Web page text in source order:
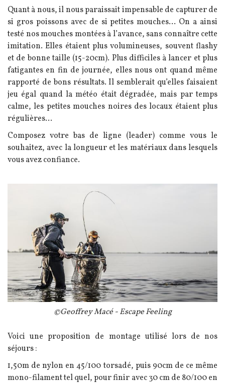
Quant à nous, il nous paraissait impensable de capturer de
si gros poissons avec de si petites mouches… On a ainsi
testé nos mouches montées à l’avance, sans connaître cette
imitation. Elles étaient plus volumineuses, souvent flashy
et de bonne taille (15-20cm). Plus difficiles à lancer et plus
fatigantes en fin de journée, elles nous ont quand même
rapporté de bons résultats. Il semblerait qu’elles faisaient
jeu égal quand la météo était dégradée, mais par temps
calme, les petites mouches noires des locaux étaient plus
régulières...
Composez votre bas de ligne (leader) comme vous le
souhaitez, avec la longueur et les matériaux dans lesquels
vous avez confiance.
©Geoffrey Macé - Escape Feeling
Texte
Voici une proposition de montage utilisé lors de nos
séjours :
1,50m de nylon en 45/100 torsadé, puis 90cm de ce même
mono-filament tel quel, pour finir avec 30 cm de 80/100 en